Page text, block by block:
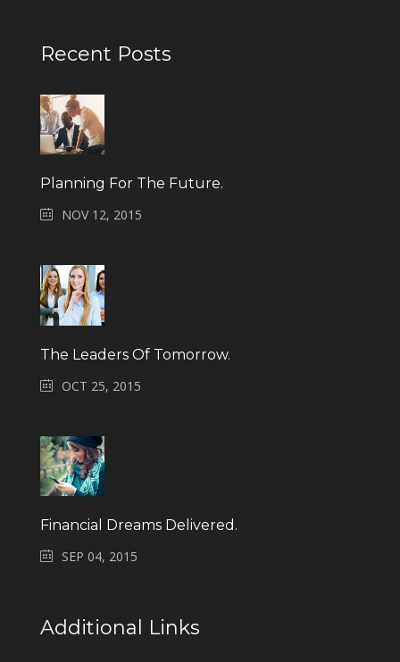
Recent Posts
Planning For The Future.
NOV 12, 2015
The Leaders Of Tomorrow.
OCT 25, 2015
Financial Dreams Delivered.
SEP 04, 2015
Additional Links